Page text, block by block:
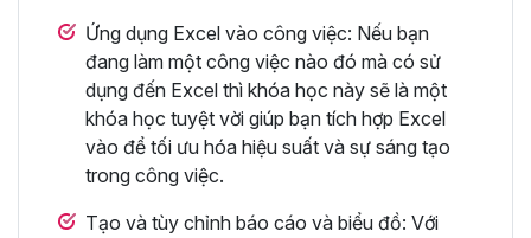
Ứng dụng Excel vào công việc: Nếu bạn
đang làm một công việc nào đó mà có sử
dụng đến Excel thì khóa học này sẽ là một
khóa học tuyệt vời giúp bạn tích hợp Excel
vào để tối ưu hóa hiệu suất và sự sáng tạo
trong công việc.
Tạo và tùy chỉnh báo cáo và biểu đồ: Với